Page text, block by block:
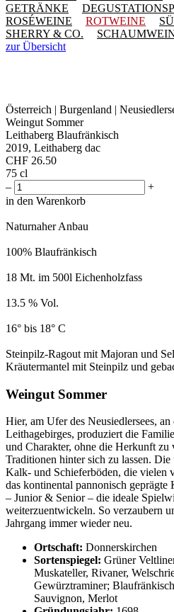
GETRÄNKE
ROSÉWEINE
ROTWEINE
SHERRY & CO.
zur Übersicht
Österreich | Burgenland |
Weingut Sommer
Leithaberg Blaufränkisch
2019, Leithaberg dac
CHF 26.50
75 cl
–
+
in den Warenkorb
Naturnaher Anbau
100% Blaufränkisch
18 Mt. im 500l Eichenholzfass
13.5 % Vol.
16° bis 18° C
Steinpilz-Ragout mit Majoran und
Kräutermantel mit Steinpilz und
Weingut Sommer
Hier, am Ufer des Neusiedlersees, an
Leithagebirges, produziert die
und Charakter, ohne die Herkunft zu
Traditionen hinter sich zu lassen.
Kalk- und Schieferböden, die vielen
das kontinental pannonisch
– Junior & Senior – die ideale
weiterzuentwickeln. So verzaubern
Jahrgang immer wieder neu.
Ortschaft: Donnerskirchen
Sortenspiegel: Grüner
Muskateller, Rivaner,
Gewürztraminer;
Sauvignon, Merlot